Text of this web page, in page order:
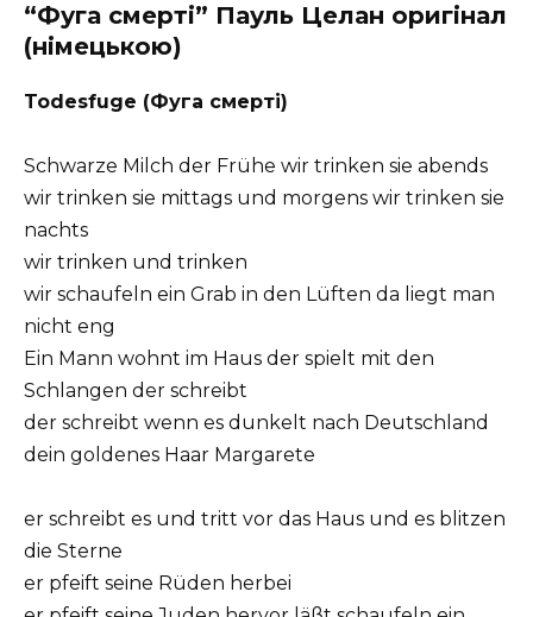
“Фуга смерті” Пауль Целан оригінал
(німецькою)
Todesfuge (Фуга смерті)
Schwarze Milch der Frühe wir trinken sie abends
wir trinken sie mittags und morgens wir trinken sie
nachts
wir trinken und trinken
wir schaufeln ein Grab in den Lüften da liegt man
nicht eng
Ein Mann wohnt im Haus der spielt mit den
Schlangen der schreibt
der schreibt wenn es dunkelt nach Deutschland
dein goldenes Haar Margarete
er schreibt es und tritt vor das Haus und es blitzen
die Sterne
er pfeift seine Rüden herbei